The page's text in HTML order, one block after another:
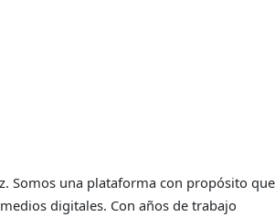
Somos una plataforma con propósito que
digitales. Con años de trabajo